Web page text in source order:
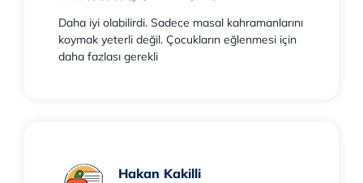
Daha iyi olabilirdi. Sadece masal kahramanlarını
koymak yeterli değil. Çocukların eğlenmesi için
daha fazlası gerekli
Hakan Kakilli